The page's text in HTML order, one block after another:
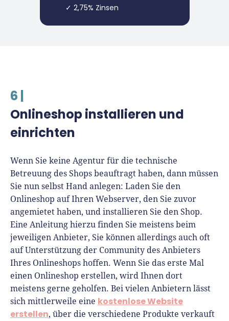
✓ 2,75% Zinsen
6 |
Onlineshop installieren und
einrichten
Wenn Sie keine Agentur für die technische
Betreuung des Shops beauftragt haben, dann müssen
Sie nun selbst Hand anlegen: Laden Sie den
Onlineshop auf Ihren Webserver, den Sie zuvor
angemietet haben, und installieren Sie den Shop.
Eine Anleitung hierzu finden Sie meistens beim
jeweiligen Anbieter, Sie können allerdings auch oft
auf Unterstützung der Community des Anbieters
Ihres Onlineshops hoffen. Wenn Sie das erste Mal
einen Onlineshop erstellen, wird Ihnen dort
meistens gerne geholfen. Bei vielen Anbietern lässt
sich mittlerweile eine kostenlose Website
erstellen, über die verschiedene Produkte verkauft